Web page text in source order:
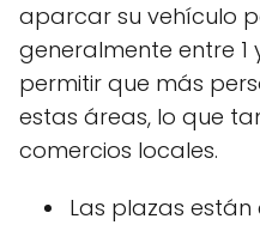
aparcar su vehículo
generalmente entre 1
permitir que más
estas áreas, lo que
comercios locales.
Las plazas